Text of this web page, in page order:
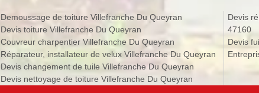
Demoussage de toiture Villefranche Du Queyran
Devis toiture Villefranche Du Queyran
Couvreur charpentier Villefranche Du Queyran
Réparateur, installateur de velux Villefranche Du Queyran
Devis changement de tuile Villefranche Du Queyran
Devis nettoyage de toiture Villefranche Du Queyran
Devis
47160
Devis